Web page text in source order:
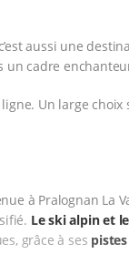
aussi une
un cadre
Un large
à Pralognan La
Le ski alpin et
grâce à ses